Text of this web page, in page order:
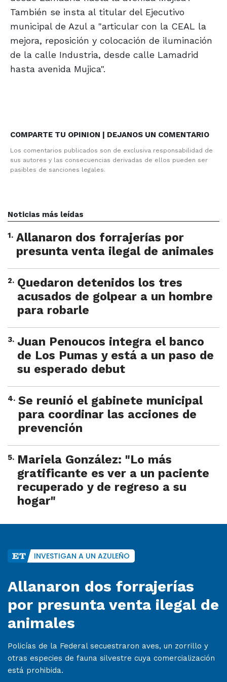
También se insta al titular del Ejecutivo
municipal de Azul a "articular con la CEAL la
mejora, reposición y colocación de iluminación
de la calle Industria, desde calle Lamadrid
hasta avenida Mujica".
COMPARTE TU OPINION | DEJANOS UN COMENTARIO
Los comentarios publicados son de exclusiva responsabilidad de
sus autores y las consecuencias derivadas de ellos pueden ser
pasibles de sanciones legales.
Noticias más leídas
1. Allanaron dos forrajerías por
presunta venta ilegal de animales
2. Quedaron detenidos los tres
acusados de golpear a un hombre
para robarle
3. Juan Penoucos integra el banco
de Los Pumas y está a un paso de
su esperado debut
4. Se reunió el gabinete municipal
para coordinar las acciones de
prevención
5. Mariela González: "Lo más
gratificante es ver a un paciente
recuperado y de regreso a su
hogar"
INVESTIGAN A UN AZULEÑO
Allanaron dos forrajerías
por presunta venta ilegal de
animales
Policías de la Federal secuestraron aves, un zorrillo y
otras especies de fauna silvestre cuya comercialización
está prohibida.